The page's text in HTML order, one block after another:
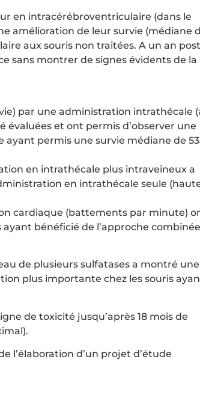
en intracérébroventriculaire (dans le
amélioration de leur survie (médiane
aux souris non traitées. A un an
sans montrer de signes évidents de la
par une administration intrathécale
évaluées et ont permis d’observer une
ayant permis une survie médiane de
en intrathécale plus intraveineux a
en intrathécale seule
cardiaque (battements par minute)
ayant bénéficié de l’approche combinée
de plusieurs sulfatases a montré une
plus importante chez les souris
de toxicité jusqu’après 18 mois de
l’élaboration d’un projet d’étude